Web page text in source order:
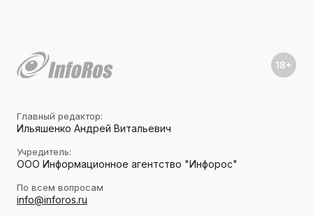
Главный редактор:
Ильяшенко Андрей Витальевич
Учредитель:
ООО Информационное агентство "Инфорос"
По всем вопросам
info@inforos.ru